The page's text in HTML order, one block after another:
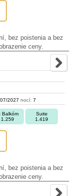
bez poistenia a bez
ceny.
2027 nocí: 7
Balkóm
1.259
Suite
1.419
bez poistenia a bez
ceny.